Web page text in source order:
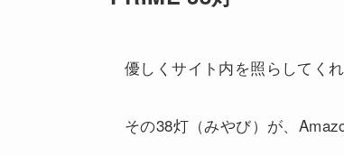
優しくサイト内を照らしてく
その38灯（みやび）が、